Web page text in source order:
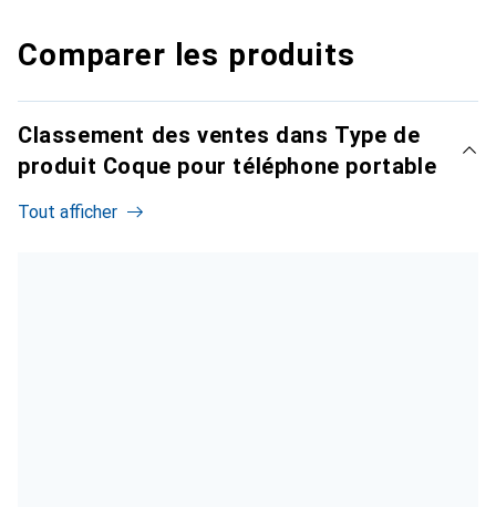
Comparer les produits
Classement des ventes dans Type de
produit Coque pour téléphone portable
Tout afficher